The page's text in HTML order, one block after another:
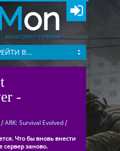
on
МОНИТОРИНГ СЕРВЕРОВ
В...
-
/ARK: Survival Evolved /
Что бы вновь внести
сервер заново.